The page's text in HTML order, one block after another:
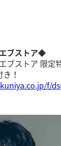
ブストア◆
ブストア 限定
！
f/